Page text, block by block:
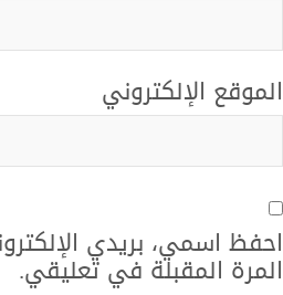
الموقع الإلكتروني
احفظ اسمي، بريدي
المرة المقبلة في تعليقي.